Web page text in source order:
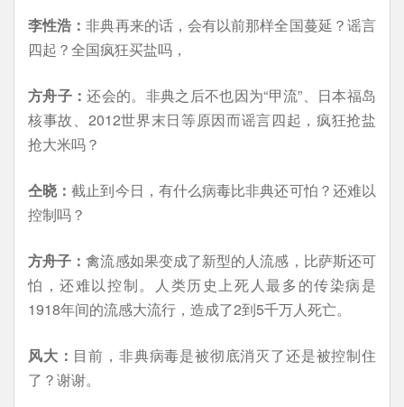
李性浩：非典再来的话，会有以前那样全国蔓延？谣言
四起？全国疯狂买盐吗，
方舟子：还会的。非典之后不也因为“甲流”、日本福岛
核事故、2012世界末日等原因而谣言四起，疯狂抢盐
抢大米吗？
仝晓：截止到今日，有什么病毒比非典还可怕？还难以
控制吗？
方舟子：禽流感如果变成了新型的人流感，比萨斯还可
怕，还难以控制。人类历史上死人最多的传染病是
1918年间的流感大流行，造成了2到5千万人死亡。
风大： 目前，非典病毒是被彻底消灭了还是被控制住
了？谢谢。